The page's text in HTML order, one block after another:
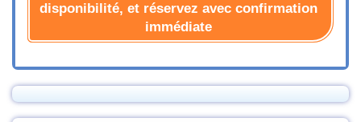
disponibilité, et réservez avec confirmation
immédiate